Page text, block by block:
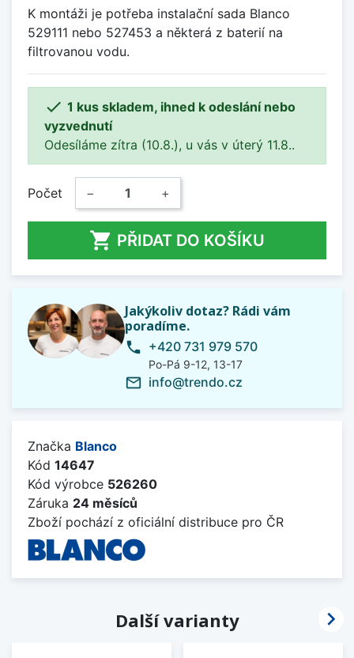
K montáži je potřeba instalační sada Blanco
529111 nebo 527453 a některá z baterií na
filtrovanou vodu.
 1 kus skladem, ihned k odeslání nebo
vyzvednutí
Odesíláme zítra (10.8.), u vás v úterý 11.8..
Počet − +
 PŘIDAT DO KOŠÍKU
Jakýkoliv dotaz? Rádi vám
poradíme.
phone +420 731 979 570
Po-Pá 9-12, 13-17
mail_outline info@trendo.cz
Značka Blanco
Kód 14647
Kód výrobce 526260
Záruka 24 měsíců
Zboží pochází z oficiální distribuce pro ČR
Další varianty 